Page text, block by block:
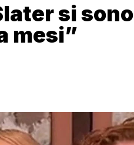
si sono
mesi”